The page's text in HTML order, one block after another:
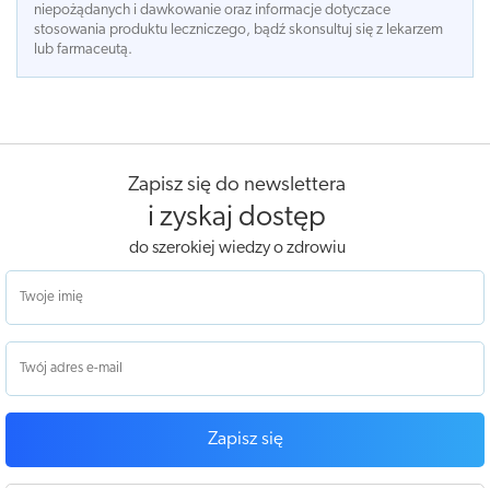
niepożądanych i dawkowanie oraz informacje dotyczace
stosowania produktu leczniczego, bądź skonsultuj się z lekarzem
lub farmaceutą.
Zapisz się do newslettera
i zyskaj dostęp
do szerokiej wiedzy o zdrowiu
Zapisz się